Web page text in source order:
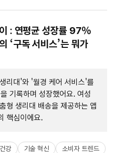
: 연평균 성장률 97%
‘구독 서비스’는 뭐가
리대'와 '월경 케어 서비스'를
기록하며 성장했어요. 여성
형 생리대 배송을 제공하는 앱
핵심이에요.
강 기술 혁신 소비자 트렌드